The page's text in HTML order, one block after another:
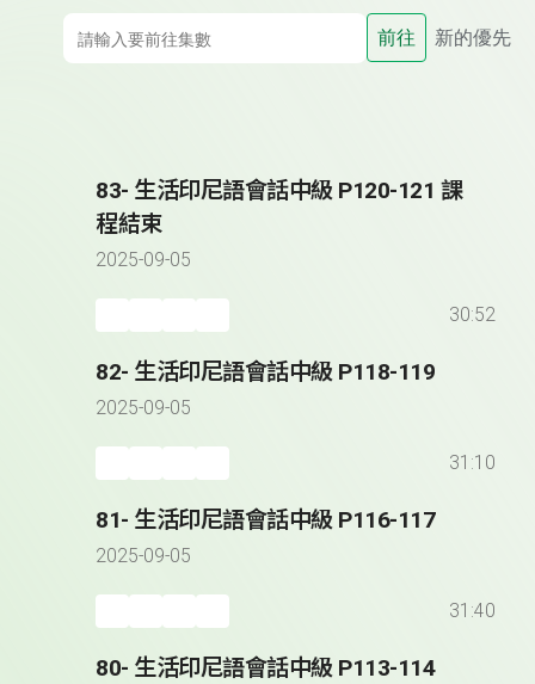
前往 新的優先
83- 生活印尼語會話中級 P120-121 課
程結束
2025-09-05
30:52
82- 生活印尼語會話中級 P118-119
2025-09-05
31:10
81- 生活印尼語會話中級 P116-117
2025-09-05
31:40
80- 生活印尼語會話中級 P113-114